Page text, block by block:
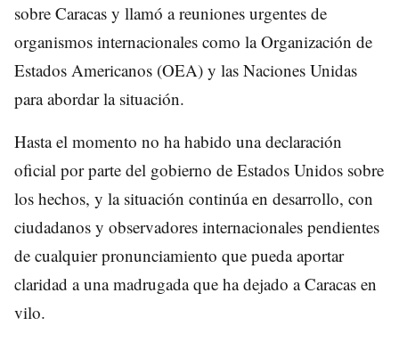
sobre Caracas y llamó a reuniones urgentes de
organismos internacionales como la Organización de
Estados Americanos (OEA) y las Naciones Unidas
para abordar la situación.
Hasta el momento no ha habido una declaración
oficial por parte del gobierno de Estados Unidos sobre
los hechos, y la situación continúa en desarrollo, con
ciudadanos y observadores internacionales pendientes
de cualquier pronunciamiento que pueda aportar
claridad a una madrugada que ha dejado a Caracas en
vilo.